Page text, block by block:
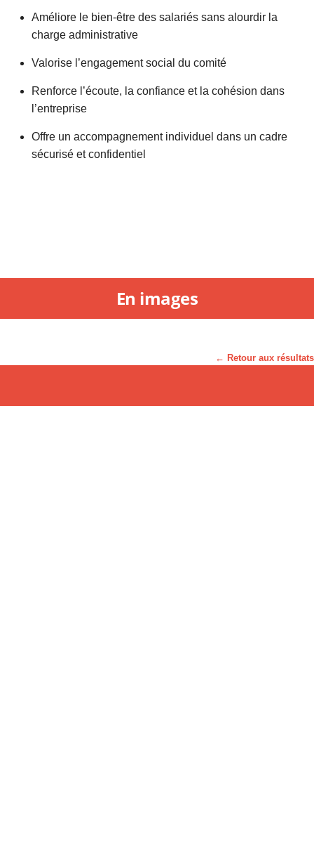
Améliore le bien-être des salariés sans alourdir la
charge administrative
Valorise l’engagement social du comité
Renforce l’écoute, la confiance et la cohésion dans
l’entreprise
Offre un accompagnement individuel dans un cadre
sécurisé et confidentiel
En images
← Retour aux résultats